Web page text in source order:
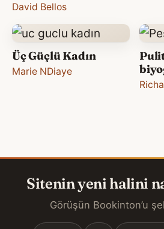
David Bellos
Üç Güçlü Kadın
Marie NDiaye
Sitenin yeni halini
Görüşün Bookinton’u